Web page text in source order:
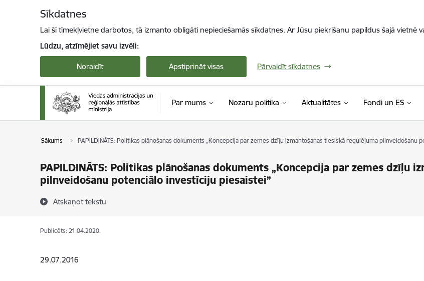
Sīkdatnes
Lai šī tīmekļvietne darbotos, tā izmanto obligāti nepieciešamās sīkdatnes. Ar Jūsu piekrišanu papildus šajā
Lūdzu, atzīmējiet savu izvēli:
Noraidīt Apstiprināt visas Pārvaldīt sīkdatnes
Par mums Nozaru politika Aktualitātes Fondi un ES
Sākums PAPILDINĀTS: Politikas plānošanas dokuments „Koncepcija par zemes dzīļu izmantošanas tiesiskā regulējuma pilnveidošanu
PAPILDINĀTS: Politikas plānošanas dokuments „Koncepcija par zemes dzīļu
pilnveidošanu potenciālo investīciju piesaistei”
Atskaņot tekstu
Publicēts: 21.04.2020.
29.07.2016